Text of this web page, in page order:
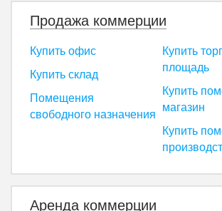
Продажа коммерции
Купить офис
Купить склад
Помещения
свободного назначения
Купить
площадь
Купить
магазин
Купить
Аренда коммерции